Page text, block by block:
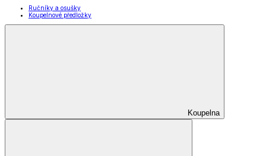
Ručníky a osušky
Koupelnové předložky
Koupelna